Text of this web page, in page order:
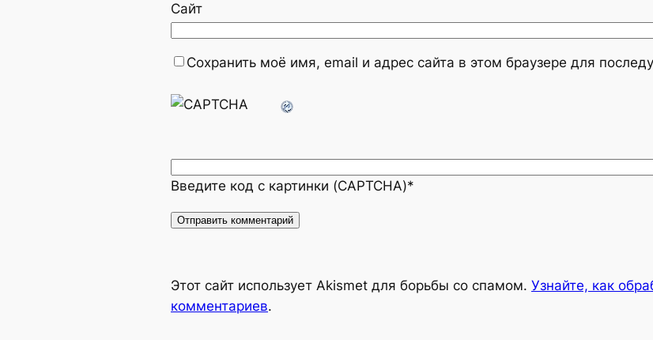
Сайт
Сохранить моё имя, email и адрес сайта в этом браузере для
Введите код с картинки (CAPTCHA)*
Этот сайт использует Akismet для борьбы со спамом. Узнайте, как
комментариев.